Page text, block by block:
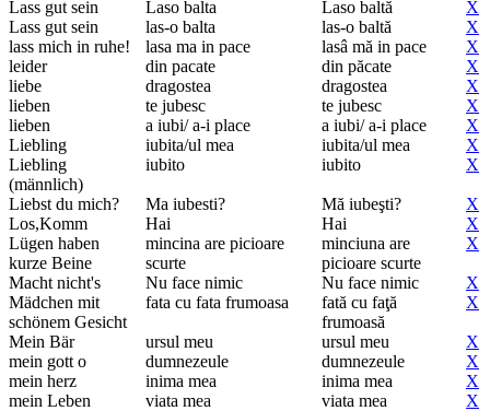
Lass gut sein
Laso balta Laso baltă
X
Lass gut sein
las-o balta las-o baltă
X
lass mich in ruhe!
lasa ma in pace lasâ mă in pace
X
leider
din pacate din păcate
X
liebe
dragostea dragostea
X
lieben
te jubesc te jubesc
X
lieben
a iubi/ a-i place a iubi/ a-i place
X
Liebling
iubita/ul mea iubita/ul mea
X
Liebling
(männlich)
iubito iubito X
Liebst du mich? Ma iubesti? Mă iubeşti?
X
Los,Komm
Hai Hai
X
Lügen haben
kurze Beine
mincina are picioare
scurte
minciuna are
picioare scurte
X
Macht nicht's Nu face nimic Nu face nimic
X
Mädchen mit
schönem Gesicht
fata cu fata frumoasa
fată cu faţă
frumoasă
X
Mein Bär ursul meu ursul meu
X
mein gott o
dumnezeule dumnezeule
X
mein herz
inima mea inima mea
X
mein Leben
viata mea viata mea
X